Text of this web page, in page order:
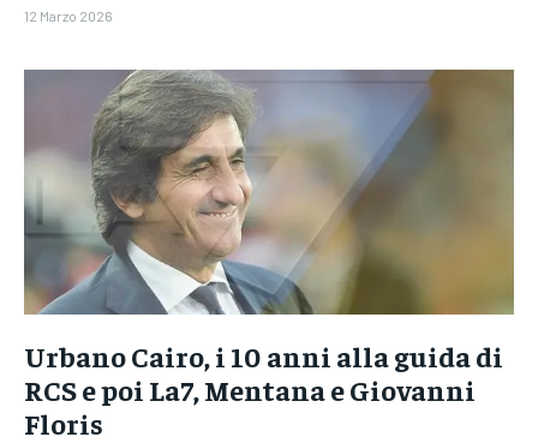
12 Marzo 2026
Urbano Cairo, i 10 anni alla guida di
RCS e poi La7, Mentana e Giovanni
Floris